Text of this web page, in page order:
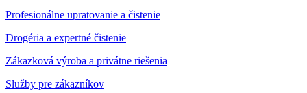
Profesionálne upratovanie a čistenie
Drogéria a expertné čistenie
Zákazková výroba a privátne riešenia
Služby pre zákazníkov